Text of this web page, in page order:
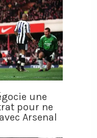
une
pour ne
Arsenal